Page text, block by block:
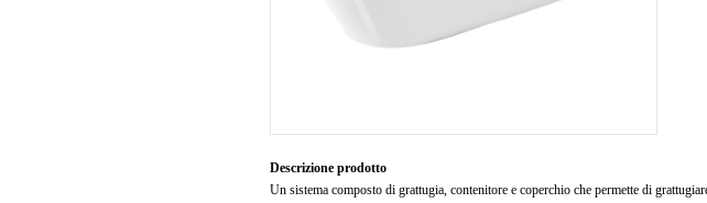
Descrizione prodotto
Un sistema composto di grattugia, contenitore e coperchio che permette di